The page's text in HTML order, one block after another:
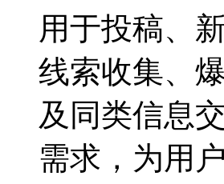
用于投稿、
线索收集、
及同类信息
需求，为用